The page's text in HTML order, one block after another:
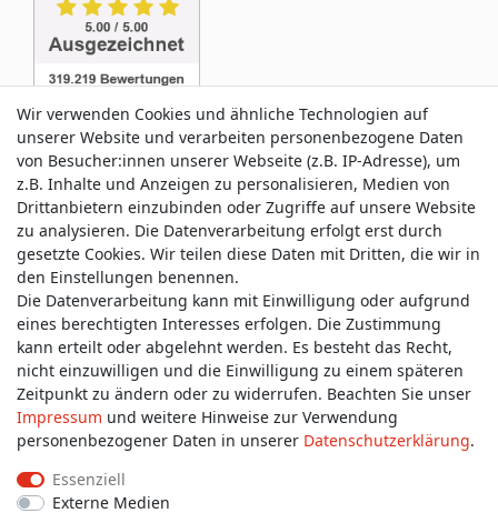
Service & Kontakt
Wünschen Sie einen Rückruf?
service@allmyclothes.de
Schreiben Sie uns:
service@allmyclothes.de
Wir verwenden Cookies und ähnliche Technologien auf
unserer Website und verarbeiten personenbezogene Daten
von Besucher:innen unserer Webseite (z.B. IP-Adresse), um
z.B. Inhalte und Anzeigen zu personalisieren, Medien von
Drittanbietern einzubinden oder Zugriffe auf unsere Website
zu analysieren. Die Datenverarbeitung erfolgt erst durch
gesetzte Cookies. Wir teilen diese Daten mit Dritten, die wir in
den Einstellungen benennen.
Die Datenverarbeitung kann mit Einwilligung oder aufgrund
eines berechtigten Interesses erfolgen. Die Zustimmung
kann erteilt oder abgelehnt werden. Es besteht das Recht,
nicht einzuwilligen und die Einwilligung zu einem späteren
Zeitpunkt zu ändern oder zu widerrufen. Beachten Sie unser
Impressum und weitere Hinweise zur Verwendung
personenbezogener Daten in unserer Daten­schutz­erklärung.
Essenziell
Externe Medien